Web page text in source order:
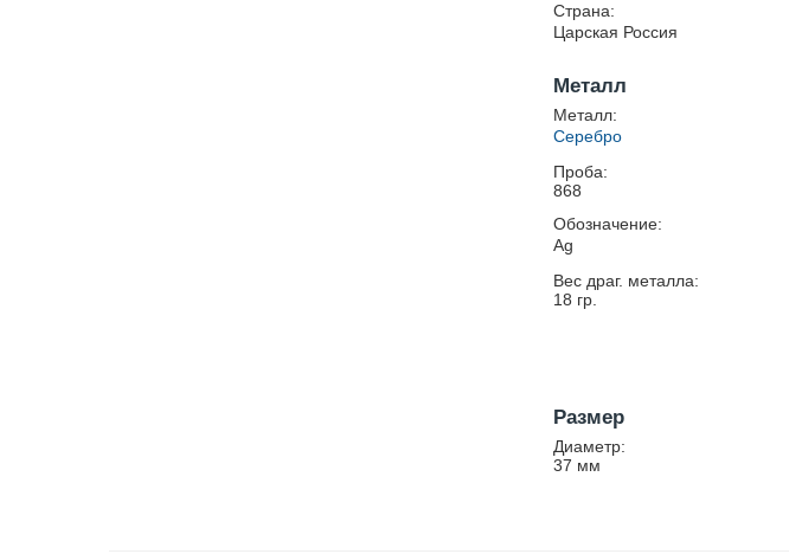
Страна:
Царская Россия
Металл
Металл:
Серебро
Проба:
868
Обозначение:
Ag
Вес драг. металла:
18 гр.
Размер
Диаметр:
37 мм